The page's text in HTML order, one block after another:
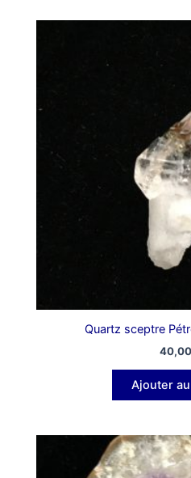
Quartz sceptre
40,00
Ajouter